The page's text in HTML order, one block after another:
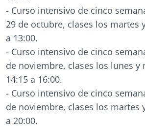
- Curso intensivo de cinco
29 de octubre, clases los martes
a 13:00.
- Curso intensivo de cinco
de noviembre, clases los lunes y
14:15 a 16:00.
- Curso intensivo de cinco
de noviembre, clases los martes
a 20:00.